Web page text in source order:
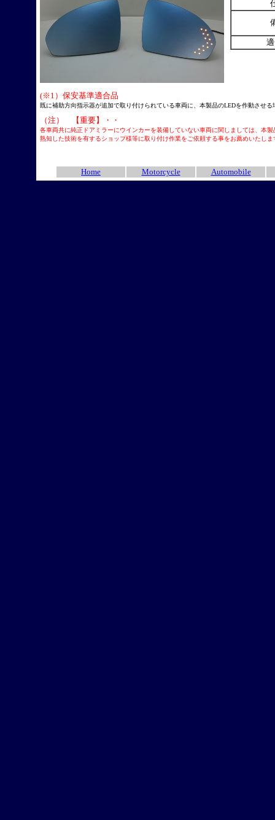
(※1）保安基準適合品
既に補助方向指示器が追加で取り付けられている車両に、本製品のLEDを作動させ
（注） 【重要】・・
各車両共に純正ドアミラーにウインカーを装備していない車両に関しましては、本
熟知した技術を有するショップ様等に取り付け作業をご依頼する事をお薦めいたしま
Home Motorcycle Automobile